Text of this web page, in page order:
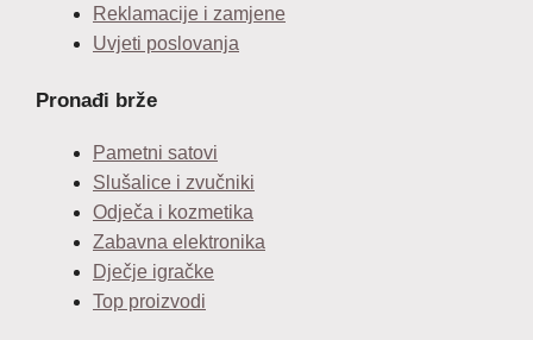
Reklamacije i zamjene
Uvjeti poslovanja
Pronađi brže
Pametni satovi
Slušalice i zvučniki
Odječa i kozmetika
Zabavna elektronika
Dječje igračke
Top proizvodi